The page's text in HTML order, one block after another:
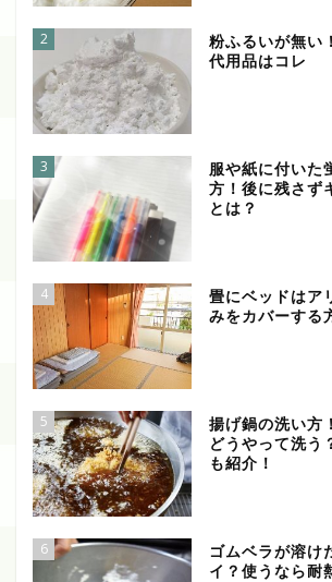
2
粉ふるいが無い
代用品はコレ
3
服や紙に付いた
方！後に残さず
とは？
4
畳にベッドはア
みをカバーする
5
揚げ鍋の洗い方
どうやって洗う
も紹介！
6
ゴムベラが溶け
イ？使うなら耐